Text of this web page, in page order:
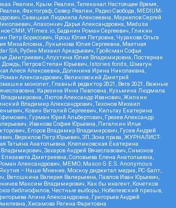
Крым.Реалии, Телеканал Настоящее Время,
Фактограф, Север.Реалии, Радио Свобода, MEDIUM-
Савицкая Людмила Алексеевна, Маркелов Сергей
Апахончич Дарья Александровна, Medusa
СМИ, VTimes.io, Баданин Роман Сергеевич, Гликин
Петр Борисович, Ярош Юлия Петровна, Чуракова Ольга
Михайловна, Лукьянова Юлия Сергеевна, Маетная
SIA, Рубин Михаил Аркадьевич, Гройсман Софья
Дмитриевич, Апухтина Юлия Владимировна, Постернак
Дождь, Петров Степан Юрьевич, Istories fonds, Шмагун
Алеся Алексеевна, Долинина Ирина Николаевна,
Александрович, Великовский Дмитрий
монолит, Главный редактор 2021, Вега 2021, Важные
Карезина Инна Павловна, Кузьмина Людмила
Лютов Александр Иванович, Жилкин
Владимир Александрович, Тихонов Михаил
Ковин Виталий Сергеевич, Кильтау Екатерина
Гурман Юрий Альбертович, Грезев Александр
Иванова София Юрьевна, Пигалкин Илья
Егоров Владимир Владимирович, Гусев Андрей
Верзилов Петр Юрьевич, ЗП, Зона права, ЖУРНАЛИСТ-
Анатольевна, Клепиковская Екатерина
Захаров Андрей Вячеславович, Симонов
Дмитриевна, Соловьева Елена Анатольевна,
Александрович, МЕМО, Mason G.E.S. Anonymous
– Наше Мнение, Москоу диджитал медиа, РС-Балт,
Ветошкина Валерия Валерьевна, Павлов Иван Юрьевич,
Максим Владимирович, Как бы инагент, Кочетков
библиофилов, Честные выборы, Нобелевский призыв,
Алина Александровна, Григорьев Андрей
Хисамова Регина Фаритовна